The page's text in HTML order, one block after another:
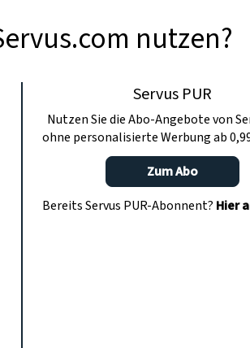
nutzen?
Servus PUR
Nutzen Sie die Abo-Angebote von
ohne personalisierte Werbung ab
Zum Abo
Bereits Servus PUR-Abonnent? Hier